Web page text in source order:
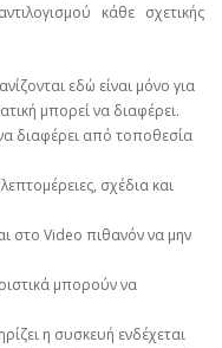
κάθε σχετικής
εδώ είναι μόνο για
μπορεί να διαφέρει.
διαφέρει από τοποθεσία
σχέδια και
στο Video πιθανόν να μην
μπορούν να
η συσκευή ενδέχεται